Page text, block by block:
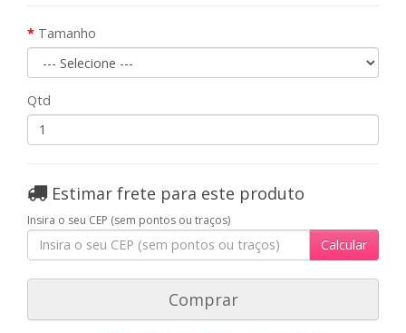
Tamanho
Qtd
Estimar frete para este produto
Insira o seu CEP (sem pontos ou traços)
Calcular
Comprar